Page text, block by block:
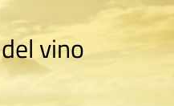
vino